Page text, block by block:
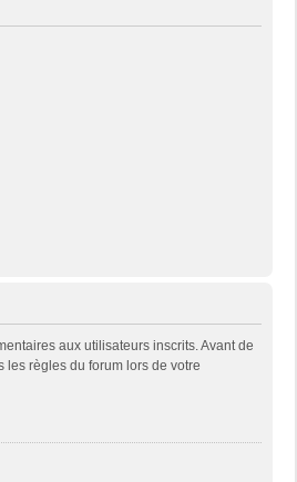
aux utilisateurs inscrits. Avant de
les règles du forum lors de votre